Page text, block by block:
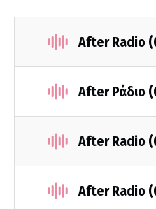
After Radio
After Ράδιο
After Radio
After Radio